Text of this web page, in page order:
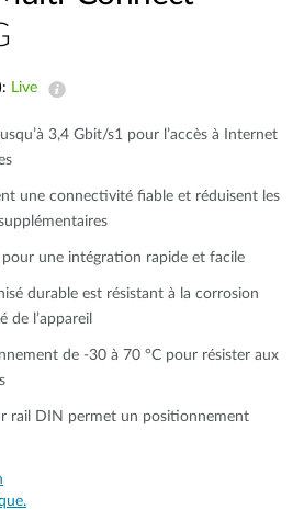
Live
3,4 Gbit/s1 pour l’accès à Internet
une connectivité fiable et réduisent les
une intégration rapide et facile​​
durable est résistant à la corrosion
de l’appareil​​
de -30 à 70 °C pour résister aux
rail DIN permet un positionnement